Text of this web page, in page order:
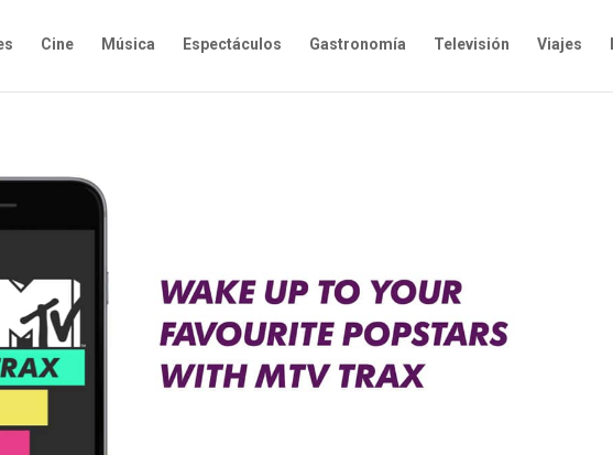
Cine Música Espectáculos Gastronomía Televisión Viajes